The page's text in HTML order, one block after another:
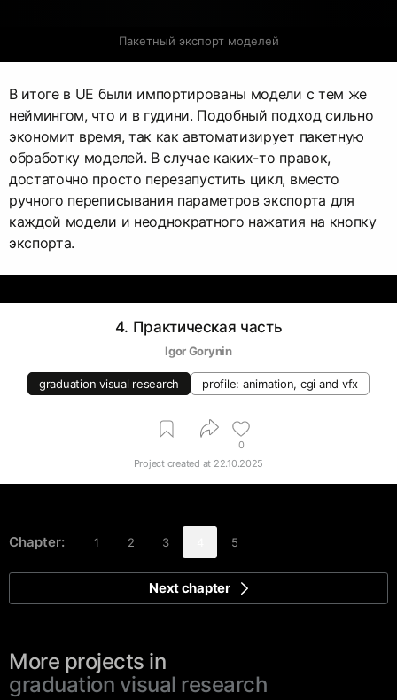
Пакетный экспорт моделей
В итоге в UE были импортированы модели с тем же
неймингом, что и в гудини. Подобный подход сильно
экономит время, так как автоматизирует пакетную
обработку моделей. В случае каких-то правок,
достаточно просто перезапустить цикл, вместо
ручного переписывания параметров экспорта для
каждой модели и неоднократного нажатия на кнопку
экспорта.
4. Практическая часть
Igor Gorynin
graduation visual research profile: animation, cgi and vfx
0
Project created at 22.10.2025
Chapter: 1 2 3 5
Next chapter
More projects in
graduation visual research